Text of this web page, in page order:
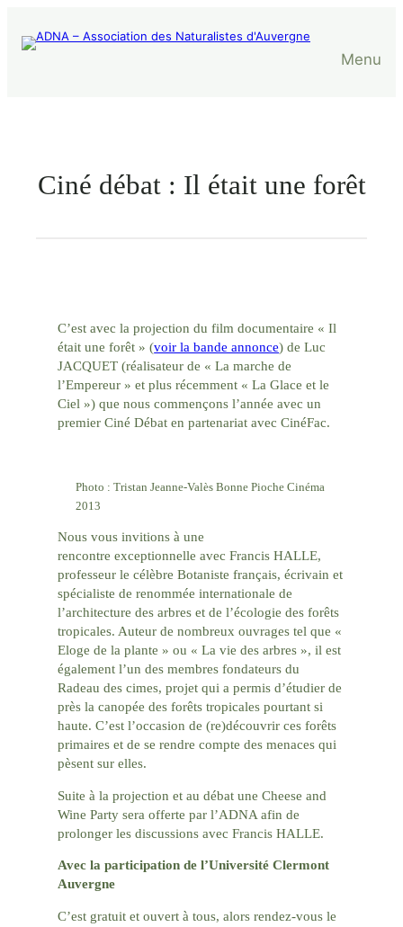
contenu
Menu
Ciné débat : Il était une forêt
C’est avec la projection du film documentaire « Il
était une forêt » (voir la bande annonce) de Luc
JACQUET (réalisateur de « La marche de
l’Empereur » et plus récemment « La Glace et le
Ciel ») que nous commençons l’année avec un
premier Ciné Débat en partenariat avec CinéFac.
Photo : Tristan Jeanne-Valès Bonne Pioche Cinéma
2013
Nous vous invitions à une
rencontre exceptionnelle avec Francis HALLE,
professeur le célèbre Botaniste français, écrivain et
spécialiste de renommée internationale de
l’architecture des arbres et de l’écologie des forêts
tropicales. Auteur de nombreux ouvrages tel que «
Eloge de la plante » ou « La vie des arbres », il est
également l’un des membres fondateurs du
Radeau des cimes, projet qui a permis d’étudier de
près la canopée des forêts tropicales pourtant si
haute. C’est l’occasion de (re)découvrir ces forêts
primaires et de se rendre compte des menaces qui
pèsent sur elles.
Suite à la projection et au débat une Cheese and
Wine Party sera offerte par l’ADNA afin de
prolonger les discussions avec Francis HALLE.
Avec la participation de l’Université Clermont
Auvergne
C’est gratuit et ouvert à tous, alors rendez-vous le